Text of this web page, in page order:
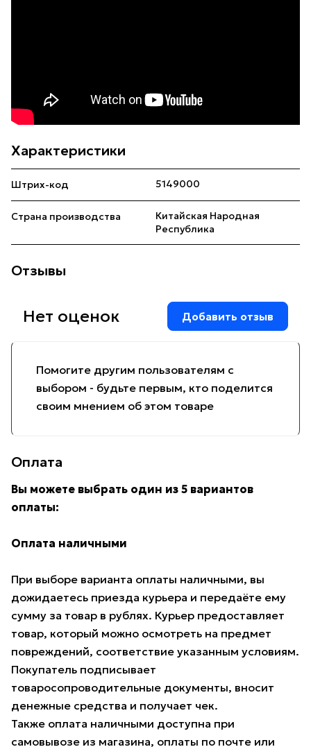
Характеристики
Штрих-код 5149000
Страна производства
Китайская Народная
Республика
Отзывы
Помогите другим пользователям с
выбором - будьте первым, кто поделится
своим мнением об этом товаре
Нет оценок Добавить отзыв
Оплата
Вы можете выбрать один из 5 вариантов
оплаты:
Оплата наличными
При выборе варианта оплаты наличными, вы
дожидаетесь приезда курьера и передаёте ему
сумму за товар в рублях. Курьер предоставляет
товар, который можно осмотреть на предмет
повреждений, соответствие указанным условиям.
Покупатель подписывает
товаросопроводительные документы, вносит
денежные средства и получает чек.
Также оплата наличными доступна при
самовывозе из магазина, оплаты по почте или